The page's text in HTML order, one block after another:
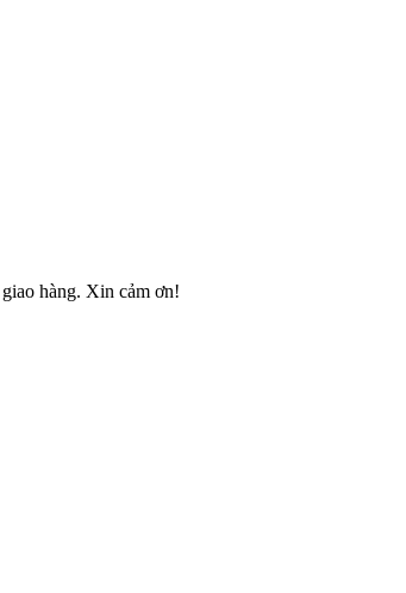
hàng. Xin cảm ơn!